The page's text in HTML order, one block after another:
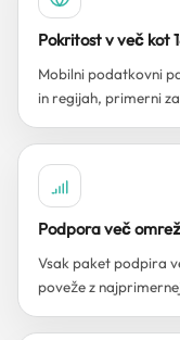
Pokritost v več kot
Mobilni podatkovni
in regijah, primerni
Podpora več
Vsak paket podpira
poveže z